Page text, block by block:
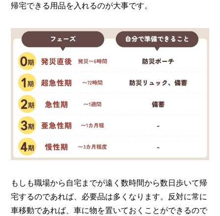
帰宅できる用品を入れるのが大事です。
もしも職場から自宅までが遠く数時間から数日歩いて帰
宅するのであれば、必要品は多くなります。反対に常に
車移動であれば、車に物を置いておくことができるので